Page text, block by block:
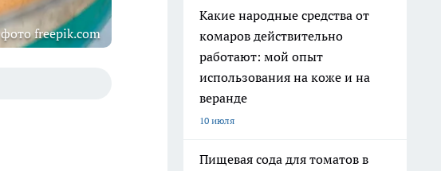
фото freepik.com
Какие народные средства от
комаров действительно
работают: мой опыт
использования на коже и на
веранде
10 июля
Пищевая сода для томатов в